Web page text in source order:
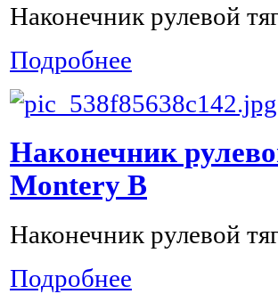
Наконечник рулевой
Подробнее
Наконечник
Montery B
Наконечник рулевой
Подробнее